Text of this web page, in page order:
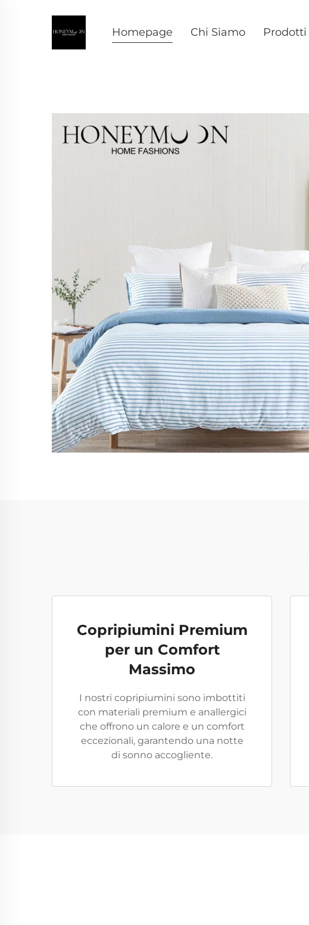
Homepage Chi Siamo Prodotti
Copripiumini Premium
per un Comfort
Massimo
I nostri copripiumini sono imbottiti
con materiali premium e anallergici
che offrono un calore e un comfort
eccezionali, garantendo una notte
di sonno accogliente.